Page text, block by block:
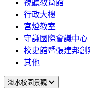
視聽教育館
行政大樓
宮燈教室
守謙國際會議中心
校史館暨張建邦
其他
淡水校園景觀